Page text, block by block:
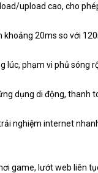
upload cao, cho
20ms so với
lúc, phạm vi phủ sóng
dụng di động,
nghiệm internet
game, lướt web liên